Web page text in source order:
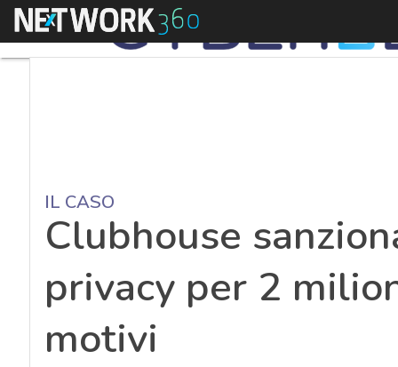
Menu
IL CASO
Clubhouse
privacy per 2
motivi